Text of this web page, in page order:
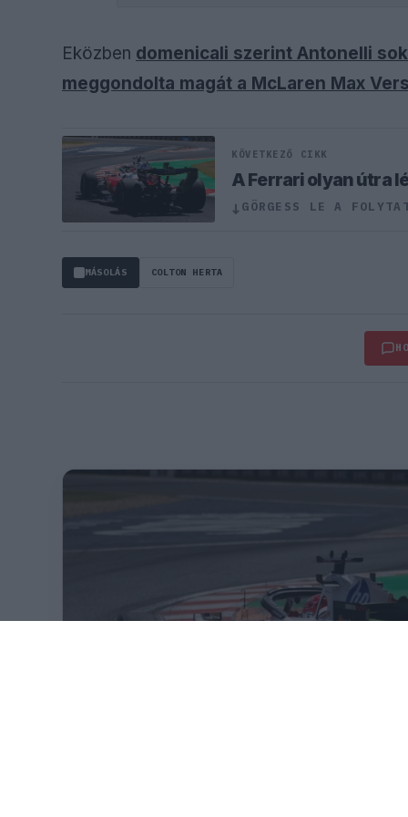
Eközben domenicali szerint Antonelli
meggondolta magát a McLaren Max
KÖVETKEZŐ CIKK
A Ferrari olyan útra
↓ GÖRGESS LE A
MÁSOLÁS COLTON HERTA